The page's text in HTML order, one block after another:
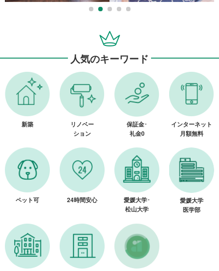
人気のキーワード
新築
リノベー
ション
保証金･
礼金0
インターネット
月額無料
ペット可 24時間安心
愛媛大学･
松山大学
愛媛大学
医学部